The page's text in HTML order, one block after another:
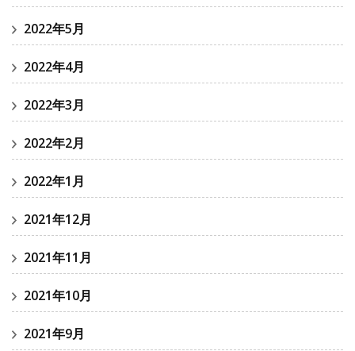
2022年5月
2022年4月
2022年3月
2022年2月
2022年1月
2021年12月
2021年11月
2021年10月
2021年9月